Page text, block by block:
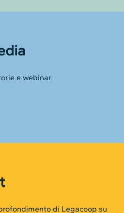
e webinar.
di Legacoop su